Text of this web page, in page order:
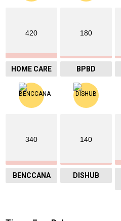
420
HOME CARE
180
BPBD
340
BENCCANA
140
DISHUB